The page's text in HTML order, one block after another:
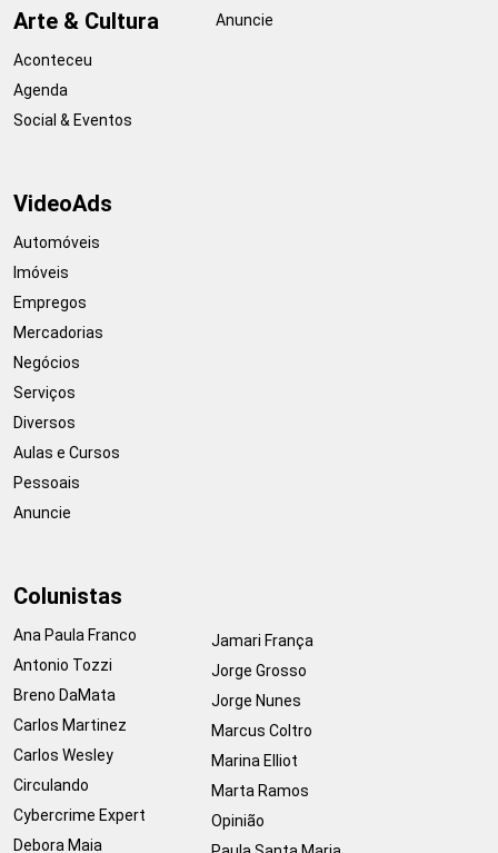
Arte & Cultura
Aconteceu
Agenda
Social & Eventos
Anuncie
VideoAds
Automóveis
Imóveis
Empregos
Mercadorias
Negócios
Serviços
Diversos
Aulas e Cursos
Pessoais
Anuncie
Colunistas
Ana Paula Franco
Antonio Tozzi
Breno DaMata
Carlos Martinez
Carlos Wesley
Circulando
Cybercrime Expert
Debora Maia
Jamari França
Jorge Grosso
Jorge Nunes
Marcus Coltro
Marina Elliot
Marta Ramos
Opinião